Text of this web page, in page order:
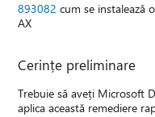
893082 cum se instalează
AX
Cerințe preliminare
Trebuie să aveți Microsoft
aplica această remediere